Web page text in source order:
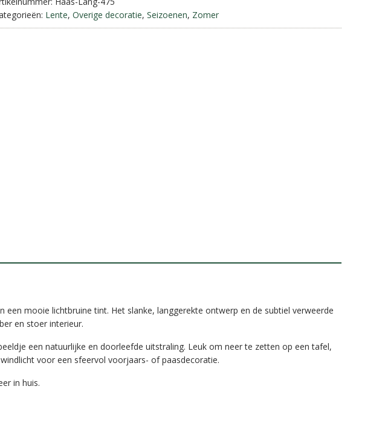
t
i
Lente, Overige decoratie, Seizoenen, Zomer
mooie lichtbruine tint. Het slanke, langgerekte ontwerp en de subtiel verweerde
en stoer interieur.
een natuurlijke en doorleefde uitstraling. Leuk om neer te zetten op een tafel,
voor een sfeervol voorjaars- of paasdecoratie.
in huis.